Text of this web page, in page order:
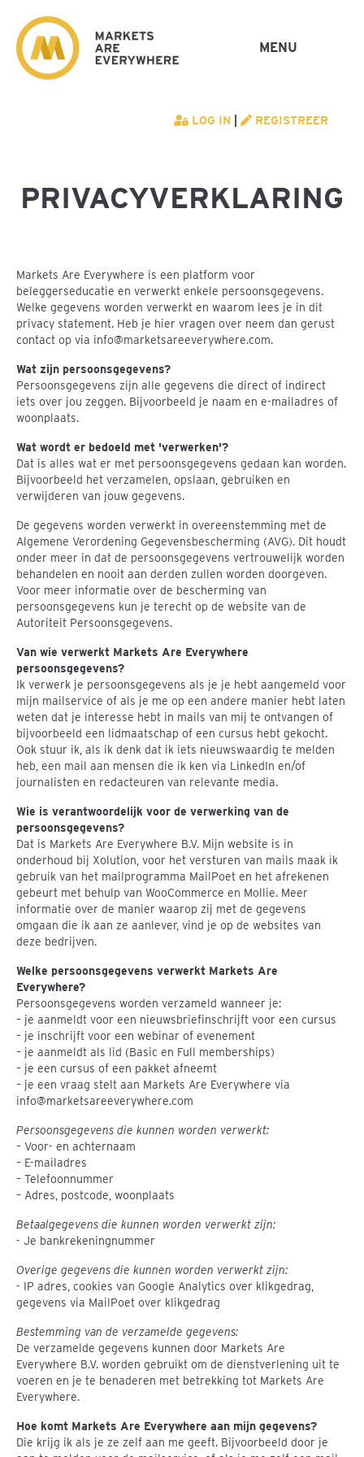
MENU
LOG IN REGISTREER
PRIVACYVERKLARING
Markets Are Everywhere is een platform voor
beleggerseducatie en verwerkt enkele persoonsgegevens.
Welke gegevens worden verwerkt en waarom lees je in dit
privacy statement. Heb je hier vragen over neem dan gerust
contact op via info@marketsareeverywhere.com.
Wat zijn persoonsgegevens?
Persoonsgegevens zijn alle gegevens die direct of indirect
iets over jou zeggen. Bijvoorbeeld je naam en e-mailadres of
woonplaats.
Wat wordt er bedoeld met 'verwerken'?
Dat is alles wat er met persoonsgegevens gedaan kan worden.
Bijvoorbeeld het verzamelen, opslaan, gebruiken en
verwijderen van jouw gegevens.
De gegevens worden verwerkt in overeenstemming met de
Algemene Verordening Gegevensbescherming (AVG). Dit houdt
onder meer in dat de persoonsgegevens vertrouwelijk worden
behandelen en nooit aan derden zullen worden doorgeven.
Voor meer informatie over de bescherming van
persoonsgegevens kun je terecht op de website van de
Autoriteit Persoonsgegevens.
Van wie verwerkt Markets Are Everywhere
persoonsgegevens?
Ik verwerk je persoonsgegevens als je je hebt aangemeld voor
mijn mailservice of als je me op een andere manier hebt laten
weten dat je interesse hebt in mails van mij te ontvangen of
bijvoorbeeld een lidmaatschap of een cursus hebt gekocht.
Ook stuur ik, als ik denk dat ik iets nieuwswaardig te melden
heb, een mail aan mensen die ik ken via LinkedIn en/of
journalisten en redacteuren van relevante media.
Wie is verantwoordelijk voor de verwerking van de
persoonsgegevens?
Dat is Markets Are Everywhere B.V. Mijn website is in
onderhoud bij Xolution, voor het versturen van mails maak ik
gebruik van het mailprogramma MailPoet en het afrekenen
gebeurt met behulp van WooCommerce en Mollie. Meer
informatie over de manier waarop zij met de gegevens
omgaan die ik aan ze aanlever, vind je op de websites van
deze bedrijven.
Welke persoonsgegevens verwerkt Markets Are
Everywhere?
Persoonsgegevens worden verzameld wanneer je:
– je aanmeldt voor een nieuwsbriefinschrijft voor een cursus
– je inschrijft voor een webinar of evenement
– je aanmeldt als lid (Basic en Full memberships)
– je een cursus of een pakket afneemt
– je een vraag stelt aan Markets Are Everywhere via
info@marketsareeverywhere.com
Persoonsgegevens die kunnen worden verwerkt:
– Voor- en achternaam
– E-mailadres
– Telefoonnummer
– Adres, postcode, woonplaats
Betaalgegevens die kunnen worden verwerkt zijn:
- Je bankrekeningnummer
Overige gegevens die kunnen worden verwerkt zijn:
- IP adres, cookies van Google Analytics over klikgedrag,
gegevens via MailPoet over klikgedrag
Bestemming van de verzamelde gegevens:
De verzamelde gegevens kunnen door Markets Are
Everywhere B.V. worden gebruikt om de dienstverlening uit te
voeren en je te benaderen met betrekking tot Markets Are
Everywhere.
Hoe komt Markets Are Everywhere aan mijn gegevens?
Die krijg ik als je ze zelf aan me geeft. Bijvoorbeeld door je